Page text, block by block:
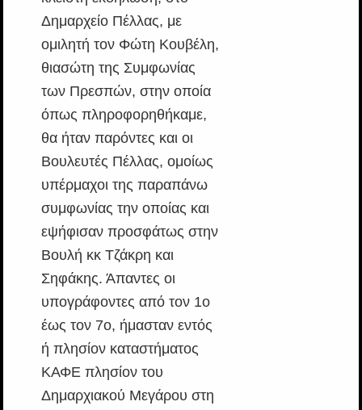
Δημαρχείο Πέλλας, με
ομιλητή τον Φώτη Κουβέλη,
θιασώτη της Συμφωνίας
των Πρεσπών, στην οποία
όπως πληροφορηθήκαμε,
θα ήταν παρόντες και οι
Βουλευτές Πέλλας, ομοίως
υπέρμαχοι της παραπάνω
συμφωνίας την οποίας και
εψήφισαν προσφάτως στην
Βουλή κκ Τζάκρη και
Σηφάκης. Άπαντες οι
υπογράφοντες από τον 1ο
έως τον 7ο, ήμασταν εντός
ή πλησίον καταστήματος
ΚΑΦΕ πλησίον του
Δημαρχιακού Μεγάρου στη